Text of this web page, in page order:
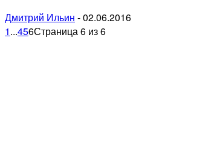
Дмитрий Ильин -02.06.2016
1...456Страница 6 из 6